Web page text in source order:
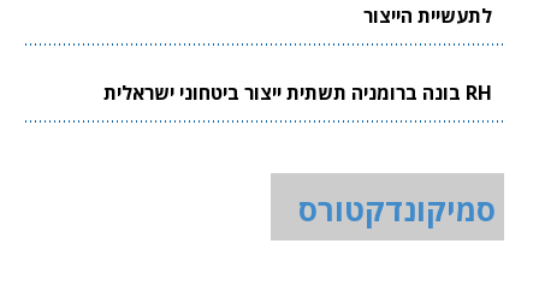
לתעשיית הייצור
RH בונה ברומניה תשתית ייצור ביטחוני ישראלית
סמיקונדקטורס